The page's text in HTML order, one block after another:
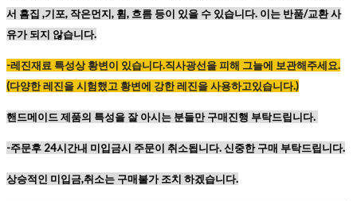
서 흠집 ,기포, 작은먼지, 휨, 흐름 등이 있을 수 있습니다. 이는 반품/교환 사
유가 되지 않습니다.
-레진재료 특성상황변이 있습니다.직사광선을피해 그늘에 보관해주세요.
(다양한레진을시험했고황변에 강한레진을사용하고있습니다.)
핸드메이드 제품의 특성을 잘 아시는 분들만 구매진행 부탁드립니다.
-주문후 24시간내 미입금시 주문이 취소됩니다. 신중한 구매 부탁드립니다.
상승적인 미입금,취소는 구매불가 조치 하겠습니다.